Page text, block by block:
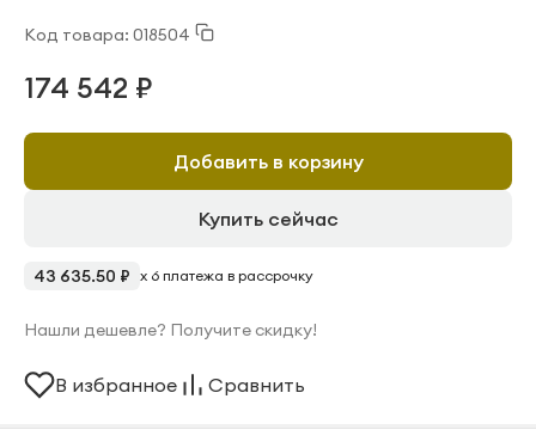
Код товара: 018504
174 542 ₽
Добавить в корзину
Купить сейчас
43 635.50 ₽ x 6 платежа в рассрочку
Нашли дешевле? Получите скидку!
В избранное Сравнить